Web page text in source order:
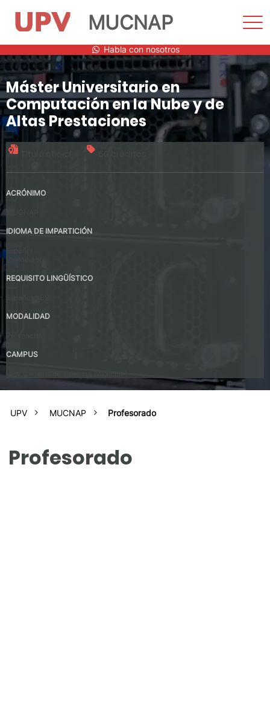
al
contenido
MUCNAP
Habla con nosotros
Máster Universitario en
Computación en la Nube y de
Altas Prestaciones
ACRÓNIMO
IDIOMA DE IMPARTICIÓN
REQUISITO LINGÜÍSTICO
MODALIDAD
CAMPUS
UPV MUCNAP Profesorado
Profesorado